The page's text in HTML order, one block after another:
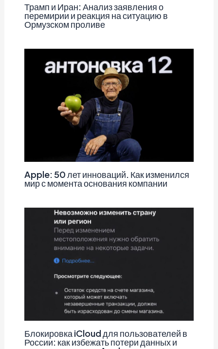
Трамп и Иран: Анализ заявления о
перемирии и реакция на ситуацию в
Ормузском проливе
Apple: 50 лет инноваций. Как изменился
мир с момента основания компании
Блокировка iCloud для пользователей в
России: как избежать потери данных и